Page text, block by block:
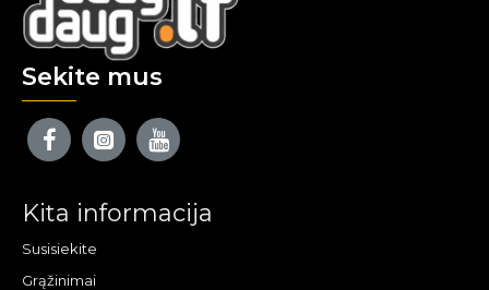
Sekite mus
Kita informacija
Susisiekite
Grąžinimai